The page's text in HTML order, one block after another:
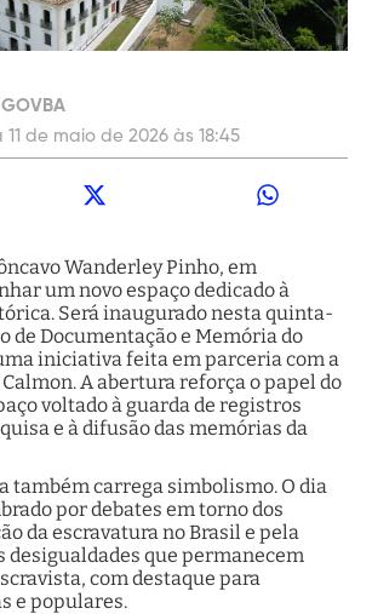
11 de maio de 2026 às 18:45
Wanderley Pinho, em
um novo espaço dedicado à
Será inaugurado nesta quinta-
de Documentação e Memória do
iniciativa feita em parceria com a
A abertura reforça o papel do
voltado à guarda de registros
e à difusão das memórias da
também carrega simbolismo. O dia
por debates em torno dos
da escravatura no Brasil e pela
desigualdades que permanecem
com destaque para
e populares.